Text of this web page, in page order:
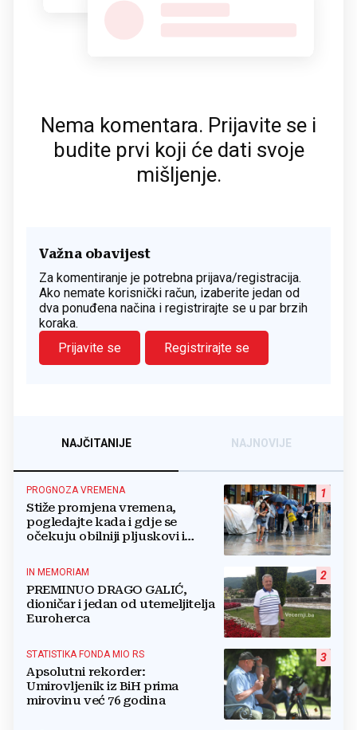
Nema komentara. Prijavite se i
budite prvi koji će dati svoje
mišljenje.
Važna obavijest
Za komentiranje je potrebna prijava/registracija.
Ako nemate korisnički račun, izaberite jedan od
dva ponuđena načina i registrirajte se u par brzih
koraka.
Prijavite se
Registrirajte se
NAJČITANIJE NAJNOVIJE
1
PROGNOZA VREMENA
Stiže promjena vremena,
pogledajte kada i gdje se
očekuju obilniji pljuskovi i
2
IN MEMORIAM
PREMINUO DRAGO GALIĆ,
dioničar i jedan od utemeljitelja
Euroherca
3
STATISTIKA FONDA MIO RS
Apsolutni rekorder:
Umirovljenik iz BiH prima
mirovinu već 76 godina